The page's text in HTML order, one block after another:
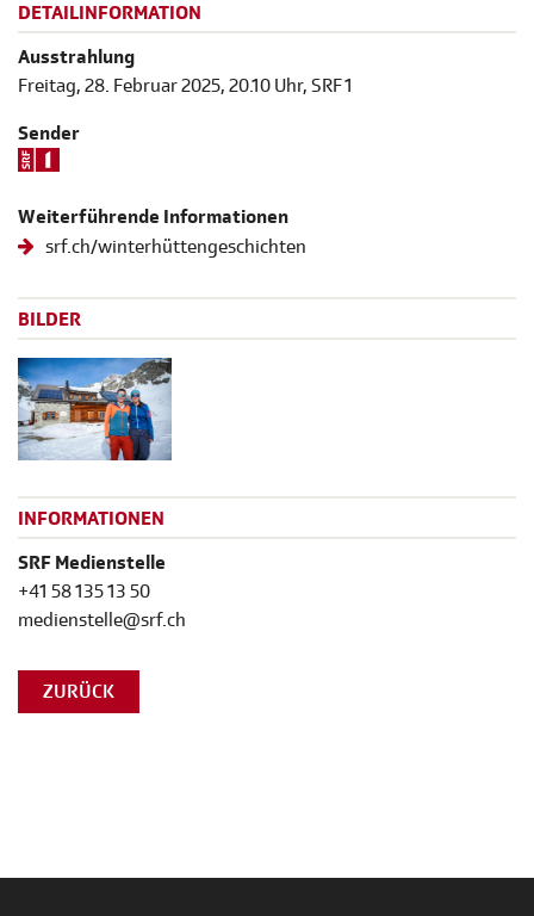
DETAILINFORMATION
Ausstrahlung
Freitag, 28. Februar 2025, 20.10 Uhr, SRF 1
Sender
Weiterführende Informationen
srf.ch/winterhüttengeschichten
BILDER
INFORMATIONEN
SRF Medienstelle
+41 58 135 13 50
medienstelle@srf.ch
ZURÜCK